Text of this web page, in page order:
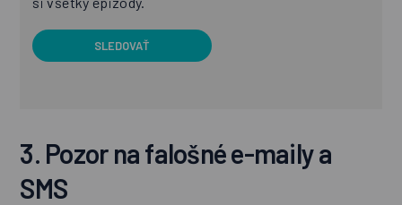
SLEDOVAŤ
3. Pozor na falošné e-maily a
SMS